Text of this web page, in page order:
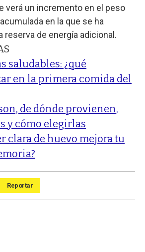
verá un incremento en el peso
en la que se ha
de energía adicional.
saludables: ¿qué
en la primera comida del
de dónde provienen,
y cómo elegirlas
clara de huevo mejora tu
Reportar